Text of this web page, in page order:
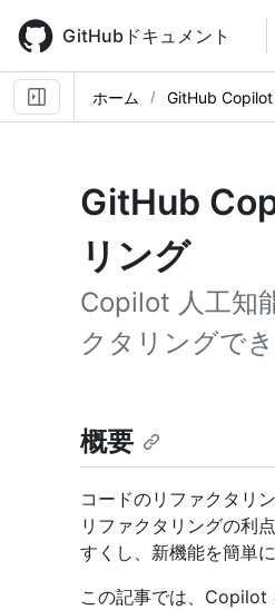
main
content
GitHubドキュメント
ホーム GitHub Copilot
GitHub
リング
Copilot 人工知
クタリングでき
概要
コードのリファクタリ
リファクタリングの利
すくし、新機能を簡単
この記事では、Copilot